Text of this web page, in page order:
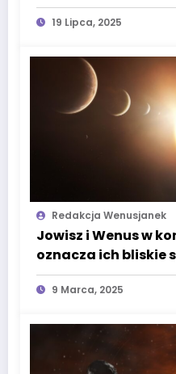
19 Lipca, 2025
Redakcja Wenusjanek
Jowisz i Wenus w
oznacza ich bliskie
niebie?
9 Marca, 2025